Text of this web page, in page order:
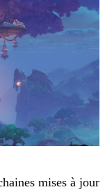
mises à jour